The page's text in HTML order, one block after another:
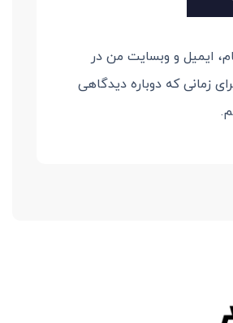
ایمیل و وبسایت من در
زمانی که دوباره دیدگاهی